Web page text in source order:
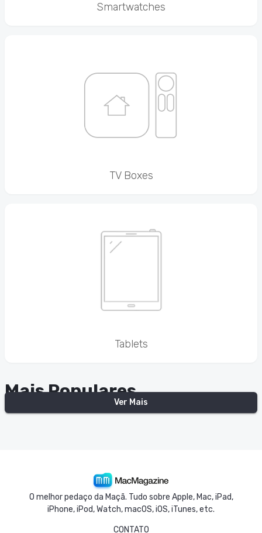
Smartwatches
TV Boxes
Tablets
Mais Populares
Apple AirPods Pro 3 Apple iPhone 14 Pro Max
Ver Mais
O melhor pedaço da Maçã. Tudo sobre Apple, Mac, iPad,
iPhone, iPod, Watch, macOS, iOS, iTunes, etc.
CONTATO